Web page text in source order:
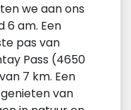
we aan ons
6 am. Een
pas van
Pass (4650
7 km. Een
van